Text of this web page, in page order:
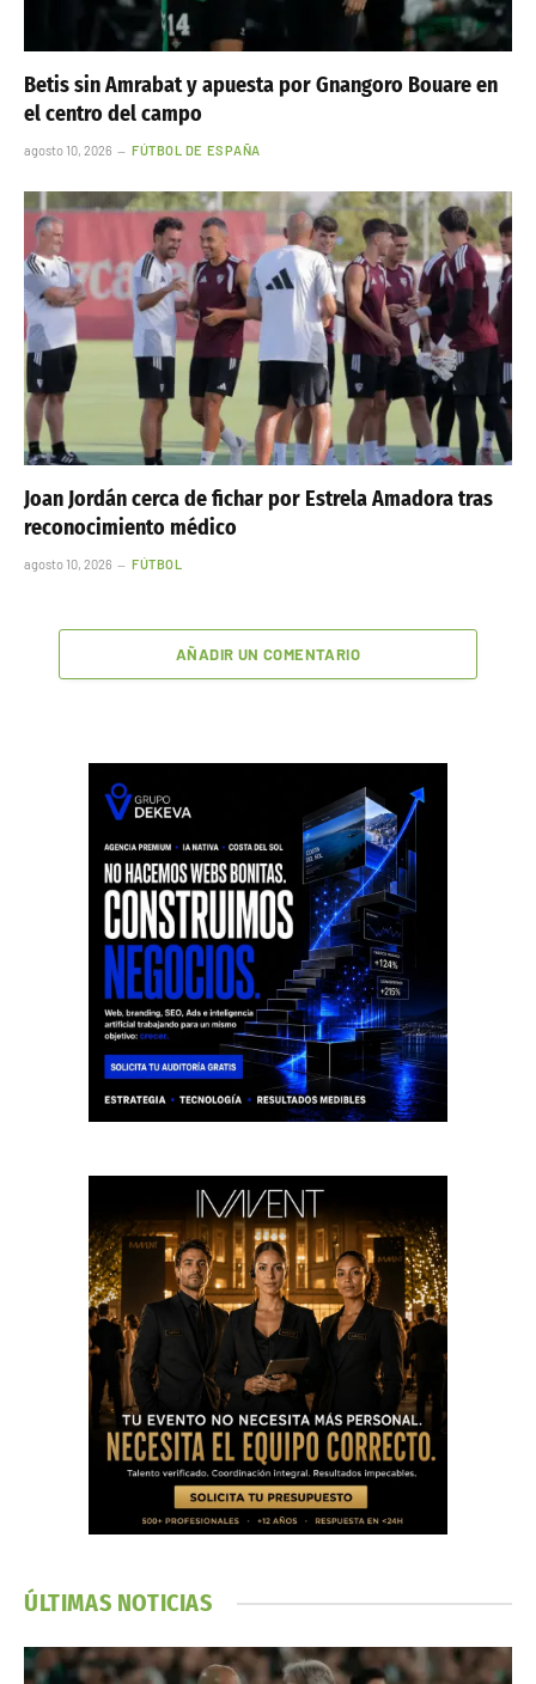
Betis sin Amrabat y apuesta por Gnangoro Bouare en
el centro del campo
agosto 10, 2026 FÚTBOL DE ESPAÑA
Joan Jordán cerca de fichar por Estrela Amadora tras
reconocimiento médico
agosto 10, 2026 FÚTBOL
AÑADIR UN COMENTARIO
ÚLTIMAS NOTICIAS